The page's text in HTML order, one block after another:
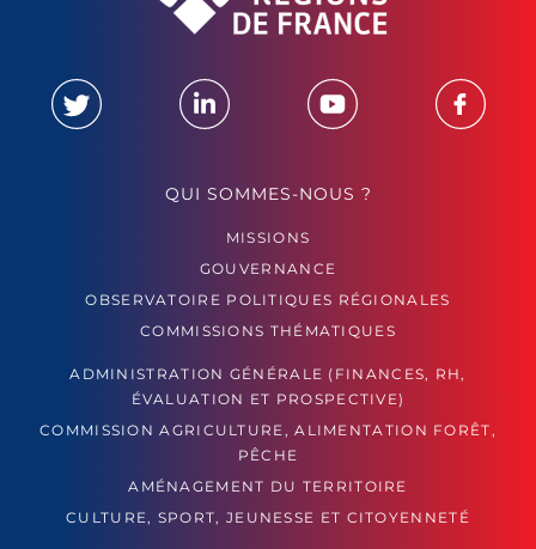
QUI SOMMES-NOUS ?
MISSIONS
GOUVERNANCE
OBSERVATOIRE POLITIQUES RÉGIONALES
COMMISSIONS THÉMATIQUES
ADMINISTRATION GÉNÉRALE (FINANCES, RH,
ÉVALUATION ET PROSPECTIVE)
COMMISSION AGRICULTURE, ALIMENTATION FORÊT,
PÊCHE
AMÉNAGEMENT DU TERRITOIRE
CULTURE, SPORT, JEUNESSE ET CITOYENNETÉ